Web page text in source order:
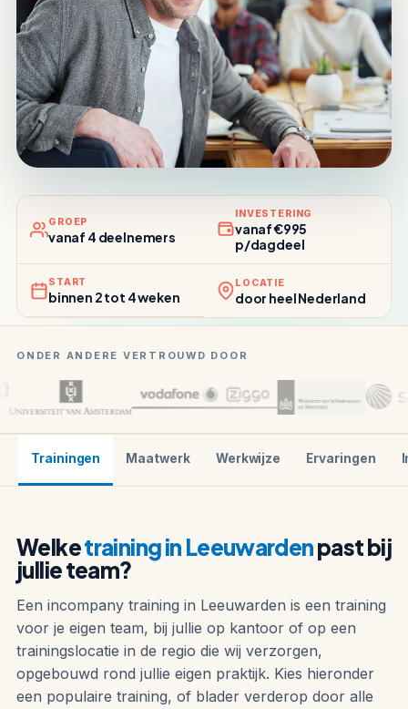
GROEP
vanaf 4 deelnemers
INVESTERING
vanaf €995
p/dagdeel
START
binnen 2 tot 4 weken
LOCATIE
door heel Nederland
ONDER ANDERE VERTROUWD DOOR
Trainingen Maatwerk Werkwijze Ervaringen
Welketraining in Leeuwardenpast bij
jullie team?
Een incompany training in Leeuwarden is een training
voor je eigen team, bij jullie op kantoor of op een
trainingslocatie in de regio die wij verzorgen,
opgebouwd rond jullie eigen praktijk. Kies hieronder
een populaire training, of blader verderop door alle